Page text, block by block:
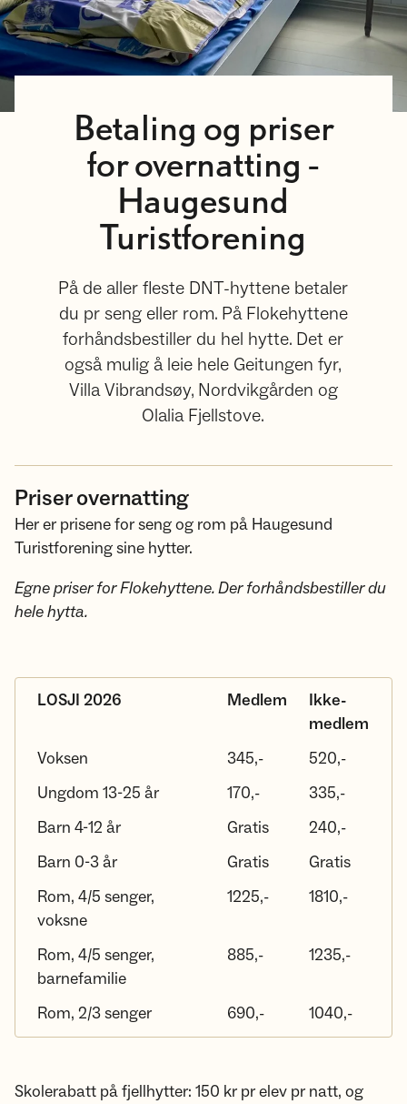
Betaling og priser
for overnatting -
Haugesund
Turistforening
På de aller fleste DNT-hyttene betaler
du pr seng eller rom. På Flokehyttene
forhåndsbestiller du hel hytte. Det er
også mulig å leie hele Geitungen fyr,
Villa Vibrandsøy, Nordvikgården og
Olalia Fjellstove.
Priser overnatting
Her er prisene for seng og rom på Haugesund
Turistforening sine hytter.
Egne priser for Flokehyttene. Der forhåndsbestiller du
hele hytta.
LOSJI 2026 Medlem
Ikke-
medlem
Voksen
345,-
520,-
Ungdom 13-25 år
170,-
335,-
Barn 4-12 år
Gratis
240,-
Barn 0-3 år
Gratis
Gratis
Rom, 4/5 senger,
voksne
1225,- 1810,-
Rom, 4/5 senger,
barnefamilie
885,- 1235,-
Rom, 2/3 senger 690,- 1040,-
Skolerabatt på fjellhytter: 150 kr pr elev pr natt, og